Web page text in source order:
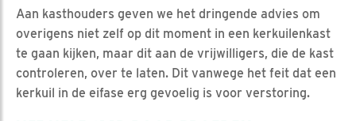
Aan kasthouders geven we het dringende advies om
overigens niet zelf op dit moment in een kerkuilenkast
te gaan kijken, maar dit aan de vrijwilligers, die de kast
controleren, over te laten. Dit vanwege het feit dat een
kerkuil in de eifase erg gevoelig is voor verstoring.